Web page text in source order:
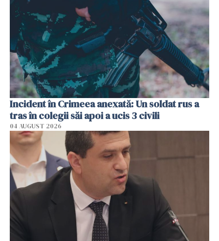
Incident în Crimeea anexată: Un soldat rus a
tras în colegii săi apoi a ucis 3 civili
04 AUGUST 2026